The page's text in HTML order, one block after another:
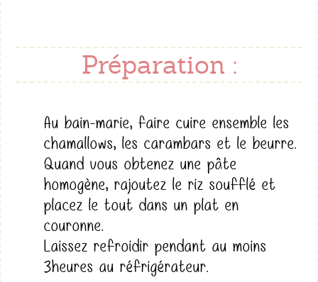
Préparation :
Au bain-marie, faire cuire ensemble les
chamallows, les carambars et le beurre.
Quand vous obtenez une pâte
homogène, rajoutez le riz soufflé et
placez le tout dans un plat en
couronne.
Laissez refroidir pendant au moins
3heures au réfrigérateur.